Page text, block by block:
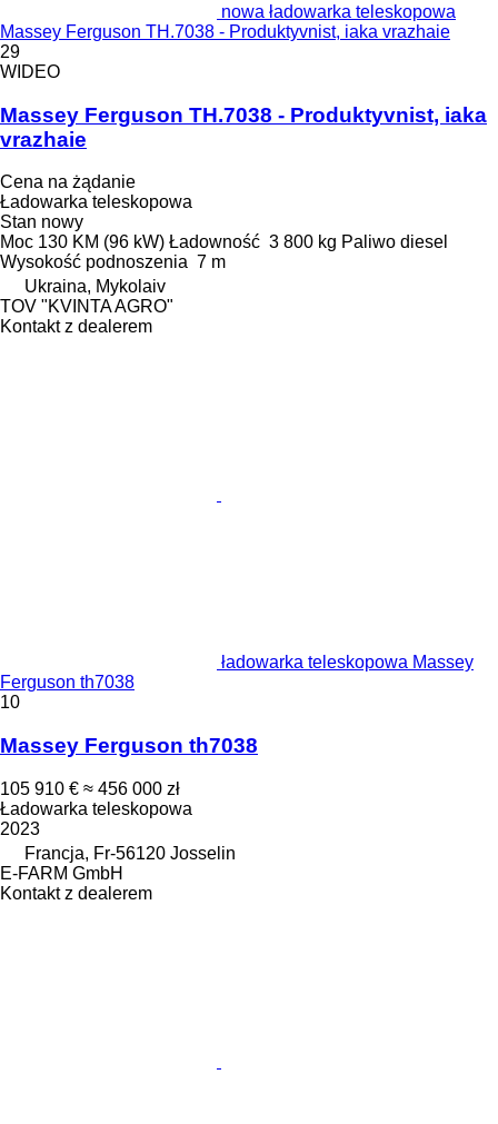
nowa ładowarka teleskopowa
Massey Ferguson TH.7038 - Produktyvnist, iaka vrazhaie
29
WIDEO
Massey Ferguson TH.7038 - Produktyvnist, iaka
vrazhaie
Cena na żądanie
Ładowarka teleskopowa
Stan nowy
Moc 130 KM (96 kW) Ładowność 3 800 kg Paliwo diesel
Wysokość podnoszenia 7 m
Ukraina, Mykolaiv
TOV "KVINTA AGRO"
Kontakt z dealerem
ładowarka teleskopowa Massey
Ferguson th7038
10
Massey Ferguson th7038
105 910 € ≈ 456 000 zł
Ładowarka teleskopowa
2023
Francja, Fr-56120 Josselin
E-FARM GmbH
Kontakt z dealerem